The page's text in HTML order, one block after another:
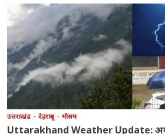
उत्तराखंड देहरादून मौसम
Uttarakhand Weather Update: